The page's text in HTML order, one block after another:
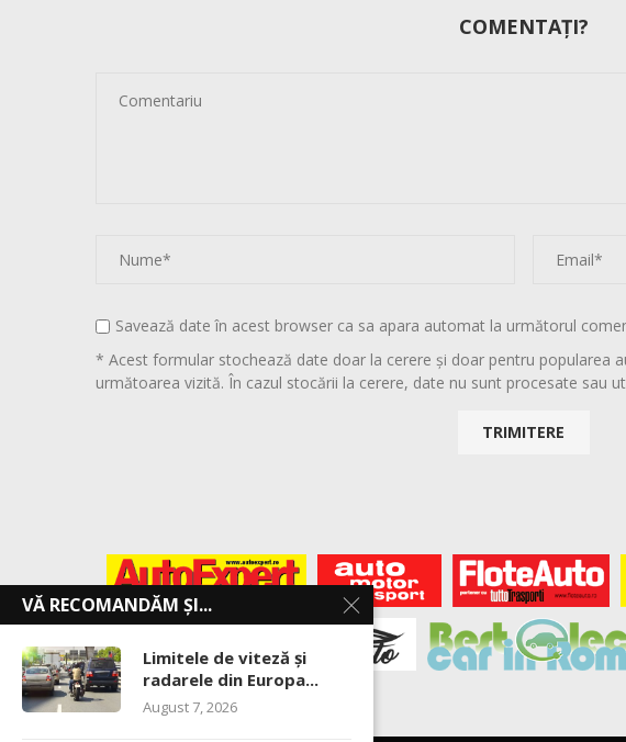
COMENTAȚI?
Savează date în acest browser ca sa apara automat la următorul
* Acest formular stochează date doar la cerere și doar pentru popularea
următoarea vizită. În cazul stocării la cerere, date nu sunt procesate sau
VĂ RECOMANDĂM ȘI...
Limitele de viteză și
radarele din Europa...
August 7, 2026